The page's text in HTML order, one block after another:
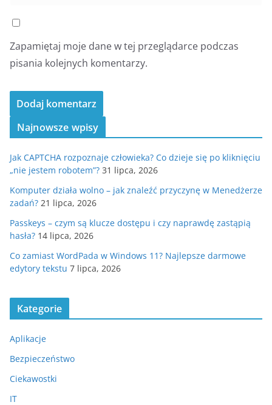
Zapamiętaj moje dane w tej przeglądarce podczas
pisania kolejnych komentarzy.
Najnowsze wpisy
Jak CAPTCHA rozpoznaje człowieka? Co dzieje się po kliknięciu
„nie jestem robotem”? 31 lipca, 2026
Komputer działa wolno – jak znaleźć przyczynę w Menedżerze
zadań? 21 lipca, 2026
Passkeys – czym są klucze dostępu i czy naprawdę zastąpią
hasła? 14 lipca, 2026
Co zamiast WordPada w Windows 11? Najlepsze darmowe
edytory tekstu 7 lipca, 2026
Kategorie
Aplikacje
Bezpieczeństwo
Ciekawostki
IT